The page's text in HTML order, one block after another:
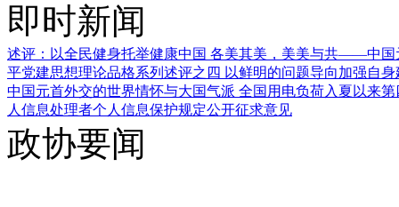
即时新闻
述评：以全民健身托举健康中国 各美其美，美美与共——中国
平党建思想理论品格系列述评之四 以鲜明的问题导向加强自
中国元首外交的世界情怀与大国气派 全国用电负荷入夏以来
人信息处理者个人信息保护规定公开征求意见
政协要闻